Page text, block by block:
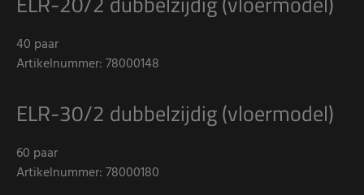
40 paar
Artikelnummer: 78000148
ELR-30/2 dubbelzijdig (vloermodel)
60 paar
Artikelnummer: 78000180